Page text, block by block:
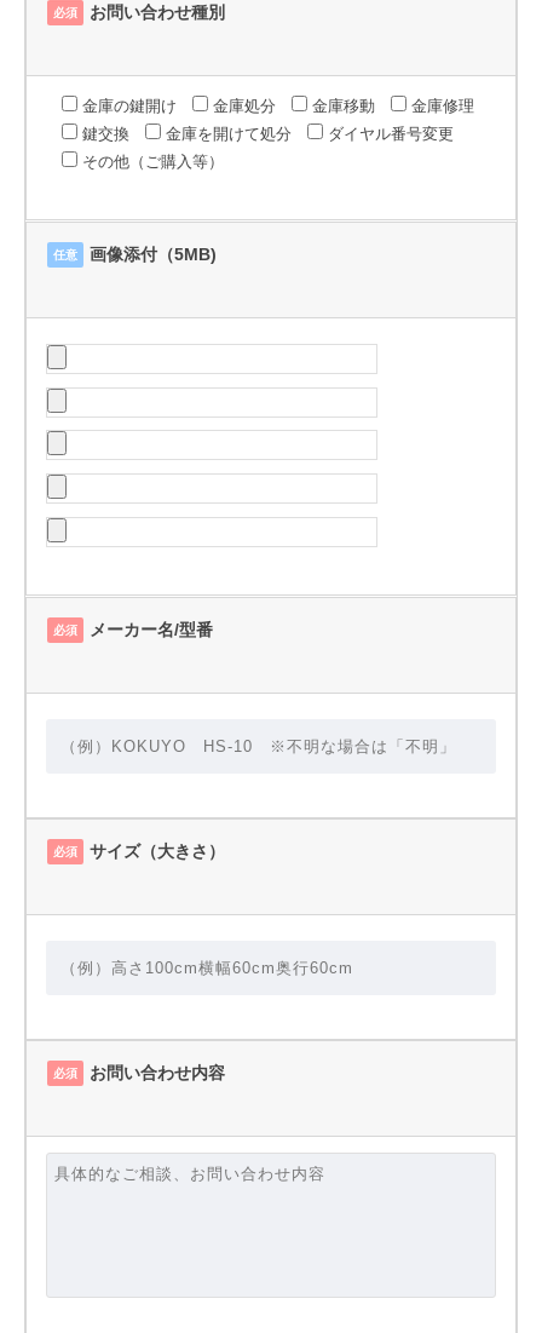
必須 お問い合わせ種別
金庫の鍵開け 金庫処分 金庫移動
金庫修理
鍵交換
金庫を開けて処分
ダイヤル番号変更
その他（ご購入等）
任意 画像添付（5MB)
必須 メーカー名/型番
必須 サイズ（大きさ）
必須 お問い合わせ内容